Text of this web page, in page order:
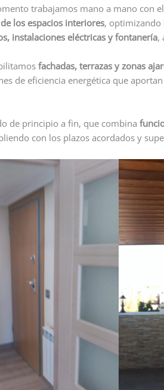
trabajamos mano a mano con
los espacios interiores, optimizando
instalaciones eléctricas y fontanería,
fachadas, terrazas y zonas
de eficiencia energética que
de principio a fin, que combina
con los plazos acordados y